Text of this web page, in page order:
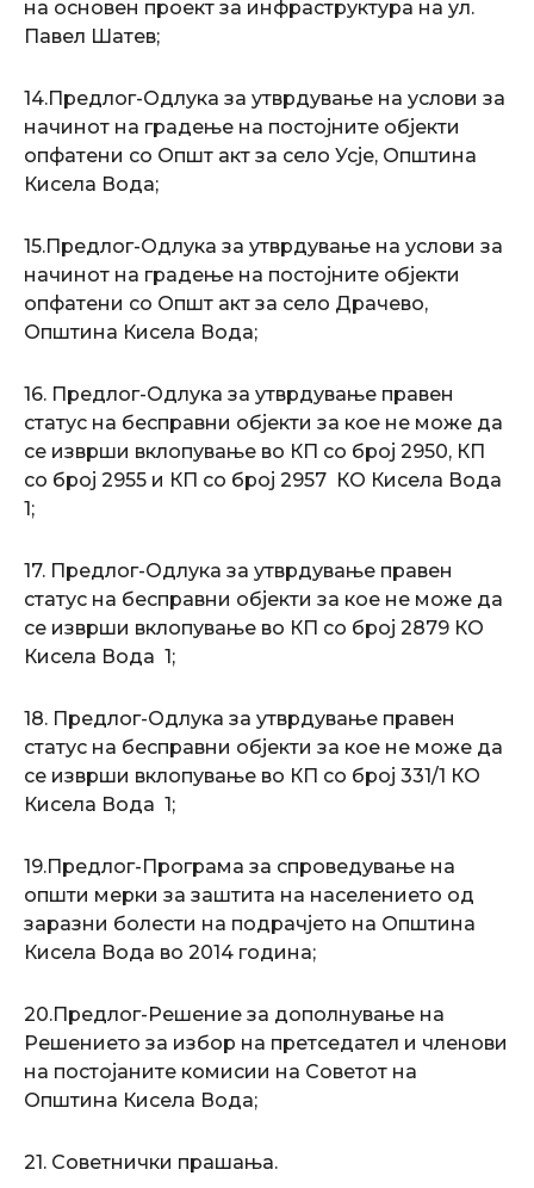
на основен проект за инфраструктура на ул.
Павел Шатев;
14.Предлог-Одлука за утврдување на услови за
начинот на градење на постојните објекти
опфатени со Општ акт за село Усје, Општина
Кисела Вода;
15.Предлог-Одлука за утврдување на услови за
начинот на градење на постојните објекти
опфатени со Општ акт за село Драчево,
Општина Кисела Вода;
16. Предлог-Одлука за утврдување правен
статус на бесправни објекти за кое не може да
се изврши вклопување во КП со број 2950, КП
со број 2955 и КП со број 2957 КО Кисела Вода
1;
17. Предлог-Одлука за утврдување правен
статус на бесправни објекти за кое не може да
се изврши вклопување во КП со број 2879 КО
Кисела Вода 1;
18. Предлог-Одлука за утврдување правен
статус на бесправни објекти за кое не може да
се изврши вклопување во КП со број 331/1 КО
Кисела Вода 1;
19.Предлог-Програма за спроведување на
општи мерки за заштита на населението од
заразни болести на подрачјето на Општина
Кисела Вода во 2014 година;
20.Предлог-Решение за дополнување на
Решението за избор на претседател и членови
на постојаните комисии на Советот на
Општина Кисела Вода;
21. Советнички прашања.